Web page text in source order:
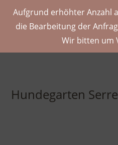
Aufgrund erhöhter Anzahl
die Bearbeitung der
Wir bitten um
Hundegarten